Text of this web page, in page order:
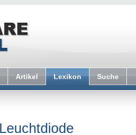
Artikel Lexikon Suche